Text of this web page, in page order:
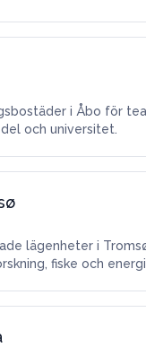
i Åbo för
och universitet.
lägenheter i
fiske och